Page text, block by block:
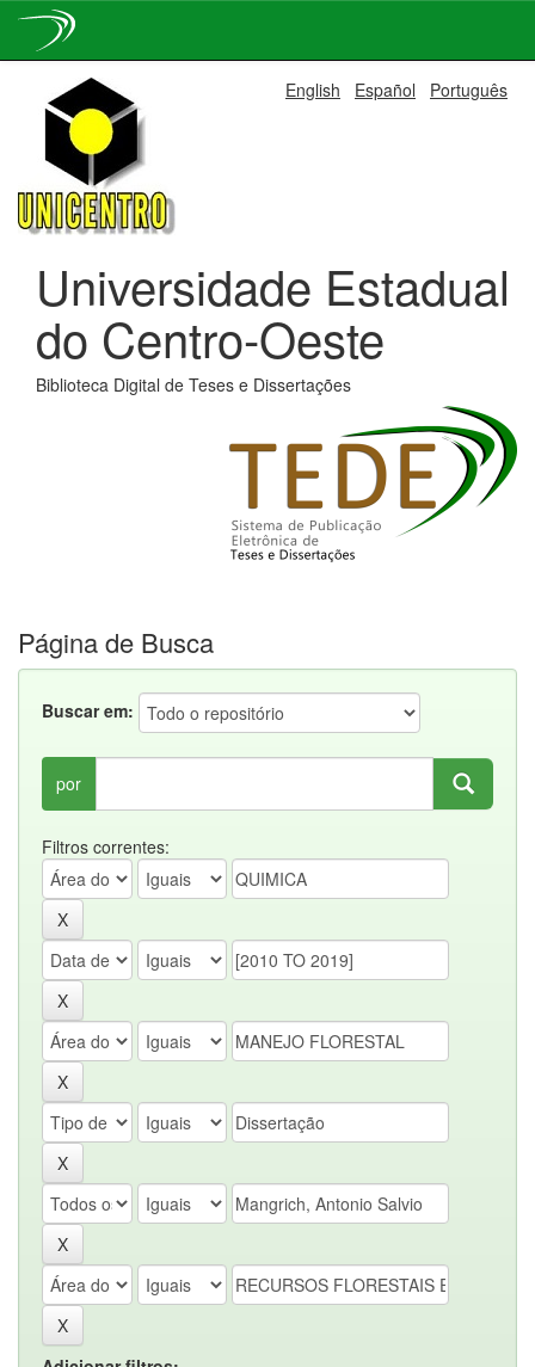
navigation
English Español Português
Universidade Estadual
do Centro-Oeste
Biblioteca Digital de Teses e Dissertações
Página de Busca
Buscar em:
por
Filtros correntes: